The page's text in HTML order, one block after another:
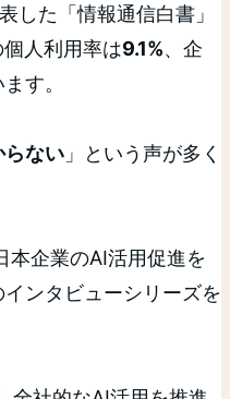
した「情報通信白書」
人利用率は9.1%、企
す。
らない 」という声が多く
本企業のAI活用促進を
ンタビューシリーズを